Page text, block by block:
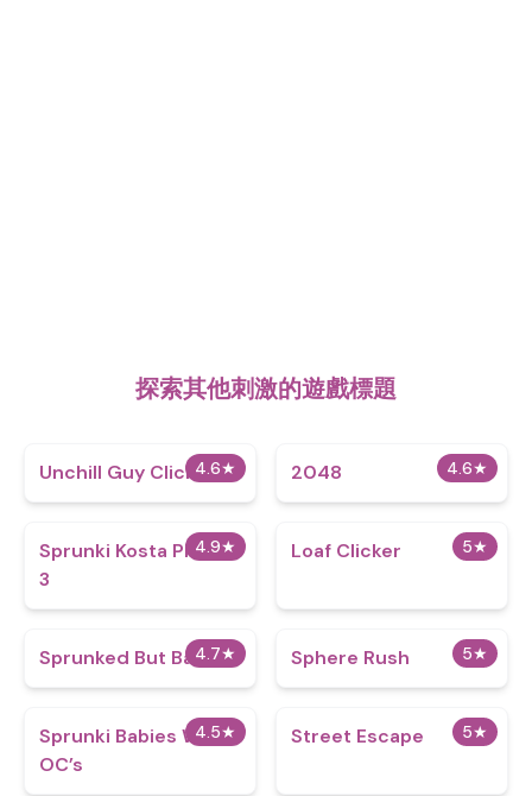
探索其他刺激的遊戲標題
4.6★
Unchill Guy Clicker 4.6★
2048
4.9★
Sprunki Kosta Phase
3
5★
Loaf Clicker
4.7★
Sprunked But Bad 2 5★
Sphere Rush
4.5★
Sprunki Babies With
OC’s
5★
Street Escape